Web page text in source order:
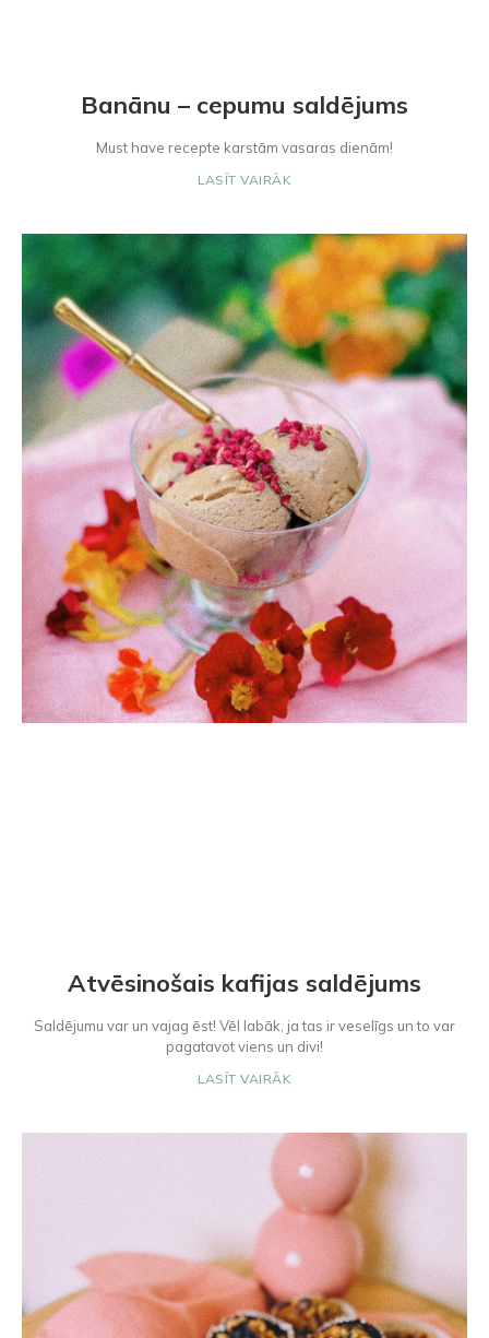
Banānu – cepumu saldējums
Must have recepte karstām vasaras dienām!
LASĪT VAIRĀK
Atvēsinošais kafijas saldējums
Saldējumu var un vajag ēst! Vēl labāk, ja tas ir veselīgs un to var
pagatavot viens un divi!
LASĪT VAIRĀK